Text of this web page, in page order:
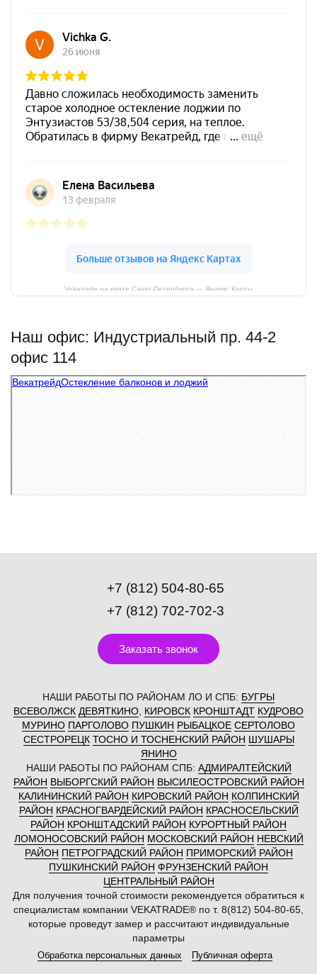
Vekatrade на карте Санкт‑Петербурга — Яндекс Карты
Наш офис: Индустриальный пр. 44-2
офис 114
Векатрейд
+7 (812) 504-80-65
+7 (812) 702-702-3
Заказать звонок
НАШИ РАБОТЫ ПО РАЙОНАМ ЛО И СПБ: БУГРЫ
ВСЕВОЛЖСК ДЕВЯТКИНО КИРОВСК КРОНШТАДТ КУДРОВО
МУРИНО ПАРГОЛОВО ПУШКИН РЫБАЦКОЕ СЕРТОЛОВО
СЕСТРОРЕЦК ТОСНО И ТОСНЕНСКИЙ РАЙОН ШУШАРЫ
ЯНИНО
НАШИ РАБОТЫ ПО РАЙОНАМ СПБ: АДМИРАЛТЕЙСКИЙ
РАЙОН ВЫБОРГСКИЙ РАЙОН ВЫСИЛЕОСТРОВСКИЙ РАЙОН
КАЛИНИНСКИЙ РАЙОН КИРОВСКИЙ РАЙОН КОЛПИНСКИЙ
РАЙОН КРАСНОГВАРДЕЙСКИЙ РАЙОН КРАСНОСЕЛЬСКИЙ
РАЙОН КРОНШТАДСКИЙ РАЙОН КУРОРТНЫЙ РАЙОН
ЛОМОНОСОВСКИЙ РАЙОН МОСКОВСКИЙ РАЙОН НЕВСКИЙ
РАЙОН ПЕТРОГРАДСКИЙ РАЙОН ПРИМОРСКИЙ РАЙОН
ПУШКИНСКИЙ РАЙОН ФРУНЗЕНСКИЙ РАЙОН
ЦЕНТРАЛЬНЫЙ РАЙОН
Для получения точной стоимости рекомендуется обратиться к
специалистам компании VEKATRADE® по т. 8(812) 504-80-65,
которые проведут замер и рассчитают индивидуальные
параметры
Обработка персональных данных Публичная оферта